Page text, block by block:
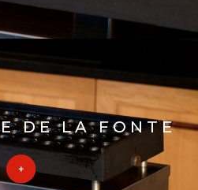
DE LA FONTE